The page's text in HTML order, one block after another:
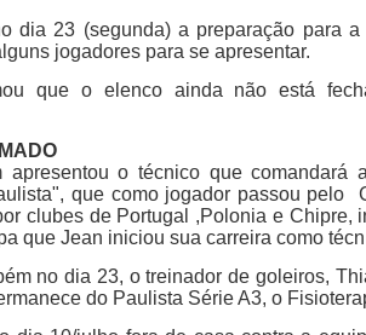
dia 23 (segunda) a preparação para
jogadores para se apresentar.
que o elenco ainda não está
apresentou o técnico que
que como jogador passou pelo
clubes de Portugal ,Polonia e Chipre,
que Jean iniciou sua carreira como
no dia 23, o treinador de goleiros,
do Paulista Série A3, o